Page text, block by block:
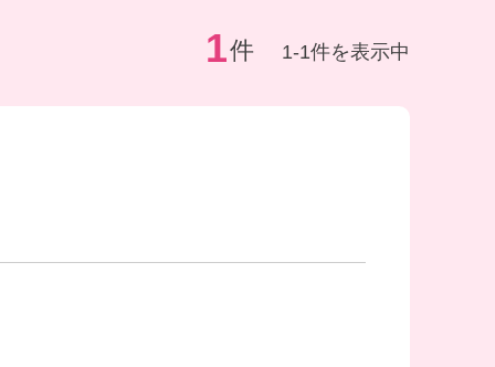
1件 1-1件を表示中